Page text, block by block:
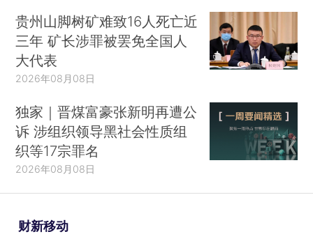
贵州山脚树矿难致16人死亡近
三年 矿长涉罪被罢免全国人
大代表
2026年08月08日
独家｜晋煤富豪张新明再遭公
诉 涉组织领导黑社会性质组
织等17宗罪名
2026年08月08日
财新移动